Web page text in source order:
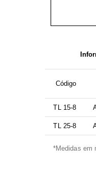
Código
TL 15-8
TL 25-8
*Medidas em